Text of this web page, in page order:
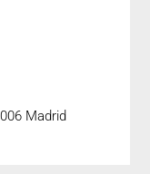
Madrid